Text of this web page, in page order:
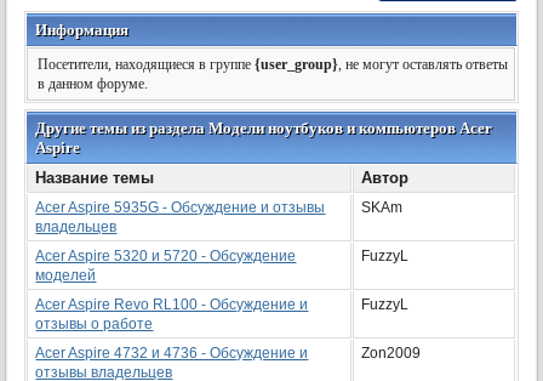
Информация
Посетители, находящиеся в группе{user_group}, не могут оставлять ответы
в данном форуме.
Другие темы из раздела Модели ноутбуков и компьютеров Acer
Aspire
Название темы
Автор
Acer Aspire 5935G - Обсуждение и отзывы
владельцев
SKAm
Acer Aspire 5320 и 5720 - Обсуждение
моделей
FuzzyL
Acer Aspire Revo RL100 - Обсуждение и
отзывы о работе
FuzzyL
Acer Aspire 4732 и 4736 - Обсуждение и
отзывы владельцев
Zon2009